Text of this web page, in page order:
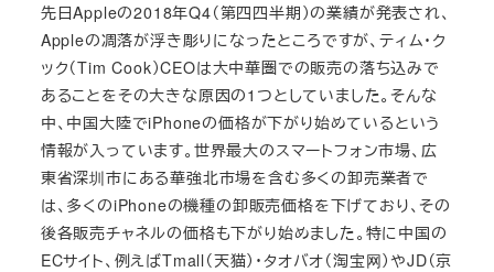
先日Appleの2018年Q4（第四四半期）の業績が発表され、
Appleの凋落が浮き彫りになったところですが、ティム・ク
ック（Tim Cook）CEOは大中華圏での販売の落ち込みで
あることをその大きな原因の1つとしていました。そんな
中、中国大陸でiPhoneの価格が下がり始めているという
情報が入っています。世界最大のスマートフォン市場、広
東省深圳市にある華強北市場を含む多くの卸売業者で
は、多くのiPhoneの機種の卸販売価格を下げており、その
後各販売チャネルの価格も下がり始めました。特に中国の
ECサイト、例えばTmall（天猫）・タオバオ（淘宝网）やJD（京